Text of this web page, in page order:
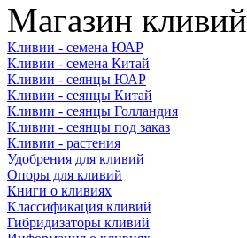
Магазин кливий
Кливии - семена ЮАР
Кливии - семена Китай
Кливии - сеянцы ЮАР
Кливии - сеянцы Китай
Кливии - сеянцы Голландия
Кливии - сеянцы под заказ
Кливии - растения
Удобрения для кливий
Опоры для кливий
Книги о кливиях
Классификация кливий
Гибридизаторы кливий